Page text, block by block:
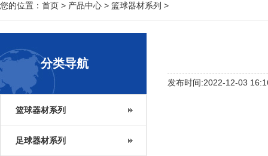
您的位置： 首页 > 产品中心 > 篮球器材系列 >
分类导航
篮球器材系列
足球器材系列
发布时间:2022-12-03